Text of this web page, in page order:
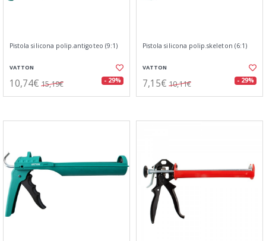
Pistola silicona polip.antigoteo (9:1)
VATTON
10,74€ 15,19€ - 29%
Pistola silicona polip.skeleton (6:1)
VATTON
7,15€ 10,11€ - 29%